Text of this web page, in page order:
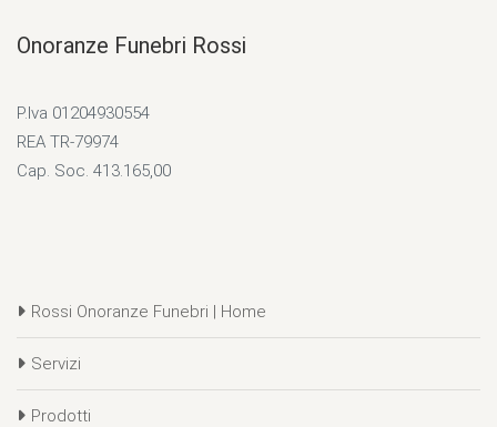
Onoranze Funebri Rossi
P.Iva 01204930554
REA TR-79974
Cap. Soc. 413.165,00
Rossi Onoranze Funebri | Home
Servizi
Prodotti